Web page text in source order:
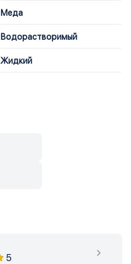
Меда
Водорастворимый
Жидкий
5